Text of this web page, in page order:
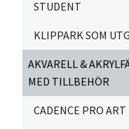
STUDENT
KLIPPARK SOM
AKVARELL &
MED TILLBEHÖR
CADENCE PRO ART